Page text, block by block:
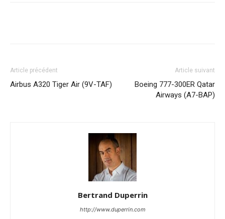
Article précédent
Airbus A320 Tiger Air (9V-TAF)
Article suivant
Boeing 777-300ER Qatar
Airways (A7-BAP)
Bertrand Duperrin
http://www.duperrin.com